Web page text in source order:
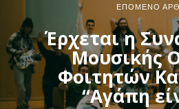
ΕΠΌΜΕΝΟ
Έρχεται η
Μουσικής
Φοιτητών
“Αγάπη